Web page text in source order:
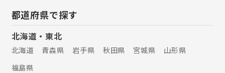
都道府県で探す
北海道・東北
北海道 青森県 岩手県 秋田県 宮城県
山形県
福島県